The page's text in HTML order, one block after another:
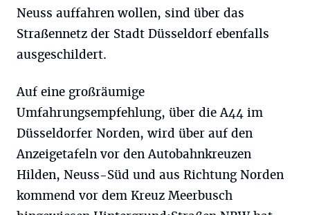
Neuss auffahren wollen, sind über das
Straßennetz der Stadt Düsseldorf ebenfalls
ausgeschildert.
Auf eine großräumige
Umfahrungsempfehlung, über die A44 im
Düsseldorfer Norden, wird über auf den
Anzeigetafeln vor den Autobahnkreuzen
Hilden, Neuss-Süd und aus Richtung Norden
kommend vor dem Kreuz Meerbusch